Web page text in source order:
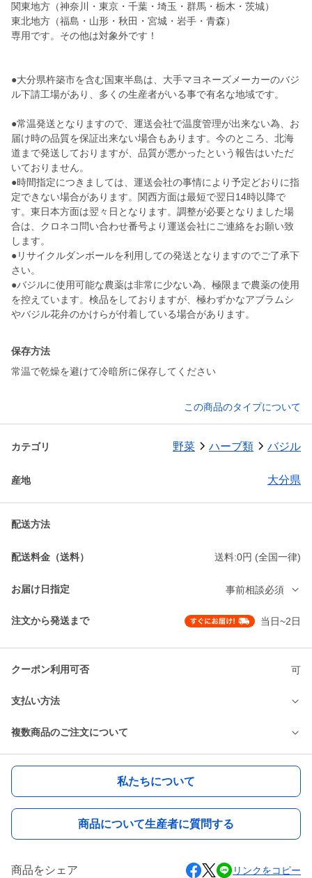
関東地方（神奈川・東京・千葉・埼玉・群馬・栃木・茨城）
東北地方（福島・山形・秋田・宮城・岩手・青森）
専用です。その他は対象外です！
●大分県杵築市を含む国東半島は、大手マヨネーズメーカーのバジ
ル下請工場があり、多くの生産者がいる事で有名な地域です。
●常温発送となりますので、運送会社で温度管理が出来ない為、お
届け時の品質を保証出来ない場合もあります。今のところ、北海
道まで発送しておりますが、品質が悪かったという報告はいただ
いておりません。
●時間指定につきましては、運送会社の事情により予定どおりに指
定できない場合があります。関西方面は最短で翌日14時以降で
す。東日本方面は翌々日となります。調整が必要となりました場
合は、クロネコ問い合わせ番号より運送会社にご連絡をお願い致
します。
●リサイクルダンボールを利用しての発送となりますのでご了承下
さい。
●バジルに使用可能な農薬は非常に少ない為、極限まで農薬の使用
を控えています。検品をしておりますが、極わずかなアブラムシ
やバジル花弁のかけらが付着している場合があります。
保存方法
常温で乾燥を避けて冷暗所に保存してください
この商品のタイプについて
カテゴリ 野菜 ハーブ類 バジル
産地 大分県
配送方法
配送料金（送料） 送料:0円 (全国一律)
お届け日指定 事前相談必須
注文から発送まで 当日~2日
クーポン利用可否 可
支払い方法
複数商品のご注文について
私たちについて
商品について生産者に質問する
商品をシェア リンクをコピー